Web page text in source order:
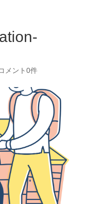
メント0件